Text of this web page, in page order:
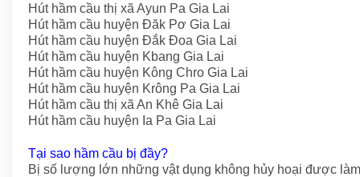
Hút hầm cầu thị xã Ayun Pa Gia Lai
Hút hầm cầu huyện Đăk Pơ Gia Lai
Hút hầm cầu huyện Đắk Đoa Gia Lai
Hút hầm cầu huyện Kbang Gia Lai
Hút hầm cầu huyện Kông Chro Gia Lai
Hút hầm cầu huyện Krông Pa Gia Lai
Hút hầm cầu thị xã An Khê Gia Lai
Hút hầm cầu huyện Ia Pa Gia Lai
Tại sao hầm cầu bị đầy?
Bị số lượng lớn những vật dụng không hủy hoại được